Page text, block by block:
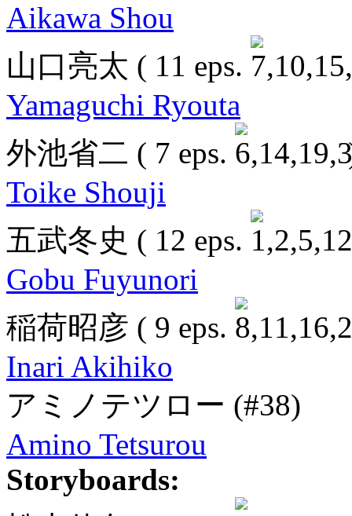
Aikawa Shou
山口亮太 ( 11 eps.
Yamaguchi Ryouta
外池省二 ( 7 eps.
Toike Shouji
五武冬史 ( 12 eps.
Gobu Fuyunori
稲荷昭彦 ( 9 eps.
Inari Akihiko
アミノテツロー (#38)
Amino Tetsurou
Storyboards: